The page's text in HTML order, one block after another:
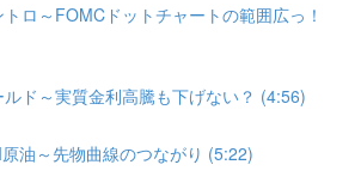
ロ～FOMCドットチャートの範囲広っ！
ド～実質金利高騰も下げない？ (4:56)
油～先物曲線のつながり (5:22)